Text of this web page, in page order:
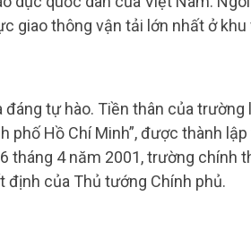
giao thông vận tải lớn nhất ở khu
tự hào. Tiền thân của trường
Hồ Chí Minh”, được thành
tháng 4 năm 2001, trường chính
định của Thủ tướng Chính phủ.